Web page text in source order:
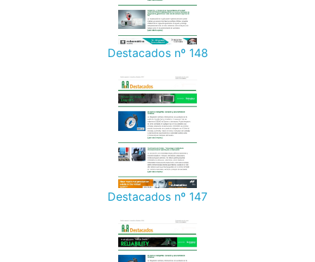
Destacados nº 148
Destacados nº 147